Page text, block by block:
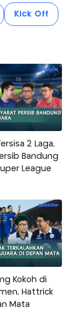
Kick Off
2 Laga,
Bandung
League
Kokoh di
Hattrick
Mata